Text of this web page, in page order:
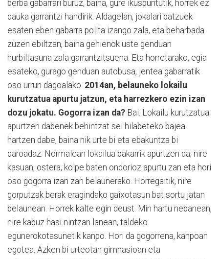
berba gabarrari buruz, baina, gure ikuspuntutik, horrek ez
dauka garrantzi handirik. Aldagelan, jokalari batzuek
esaten eben gabarra polita izango zala, eta beharbada
zuzen ebiltzan, baina gehienok uste genduan
hurbiltasuna zala garrantzitsuena. Eta horretarako, egia
esateko, gurago genduan autobusa, jentea gabarratik
oso urrun dagoalako. 2014an, belauneko lokailu
kurutzatua apurtu jatzun, eta harrezkero ezin izan
dozu jokatu. Gogorra izan da? Bai. Lokailu kurutzatua
apurtzen dabenek behintzat sei hilabeteko bajea
hartzen dabe, baina nik urte bi eta ebakuntza bi
daroadaz. Normalean lokailua bakarrik apurtzen da; nire
kasuan, ostera, kolpe baten ondorioz apurtu zan eta hori
oso gogorra izan zan belaunerako. Horregaitik, nire
gorputzak berak eragindako gaixotasun bat sortu jatan
belaunean. Horrek kalte egin deust. Min hartu nebanean,
nire kabuz hasi nintzan lanean, taldeko
egunerokotasunetik kanpo. Hori da gogorrena, kanpoan
egotea. Azken bi urteotan gimnasioan eta